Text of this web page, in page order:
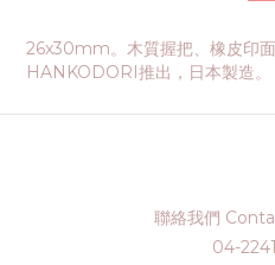
26x30mm。木質握把、橡皮印
HANKODORI推出，日本製造。
聯絡我們
04-